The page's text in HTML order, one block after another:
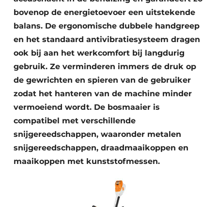
bovenop de energietoevoer een uitstekende
balans. De ergonomische dubbele handgreep
en het standaard antivibratiesysteem dragen
ook bij aan het werkcomfort bij langdurig
gebruik. Ze verminderen immers de druk op
de gewrichten en spieren van de gebruiker
zodat het hanteren van de machine minder
vermoeiend wordt. De bosmaaier is
compatibel met verschillende
snijgereedschappen, waaronder metalen
snijgereedschappen, draadmaaikoppen en
maaikoppen met kunststofmessen.